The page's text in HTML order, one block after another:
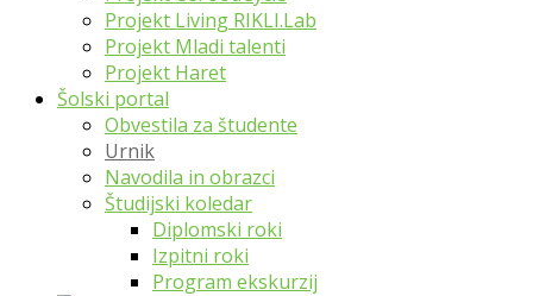
Projekt Living RIKLI.Lab
Projekt Mladi talenti
Projekt Haret
Šolski portal
Obvestila za študente
Urnik
Navodila in obrazci
Študijski koledar
Diplomski roki
Izpitni roki
Program ekskurzij